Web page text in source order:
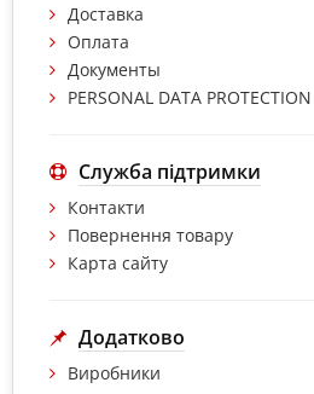
Доставка
Оплата
Документы
PERSONAL DATA PROTECTION
Служба підтримки
Контакти
Повернення товару
Карта сайту
Додатково
Виробники